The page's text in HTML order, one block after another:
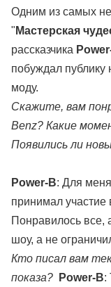
Одним из самых
" Мастерская
рассказчика
побуждал публику
моду.
Скажите, вам
Benz? Какие
Появились ли
Power-B: Для
принимал участие
Понравилось все,
шоу, а не
Кто писал вам
показа?
Power-B: